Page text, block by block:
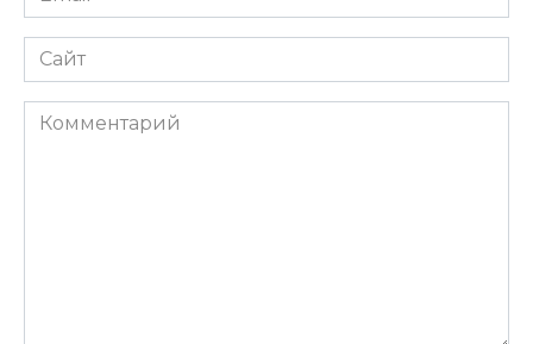
*
Сайт
Комментарий